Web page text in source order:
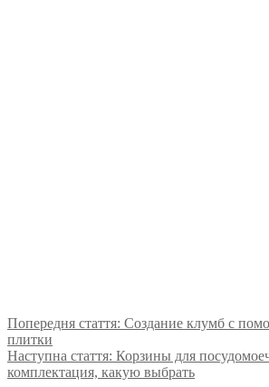
Попередня стаття: Создание клумб с
плитки
Наступна стаття: Корзины для
комплектация, какую выбрать